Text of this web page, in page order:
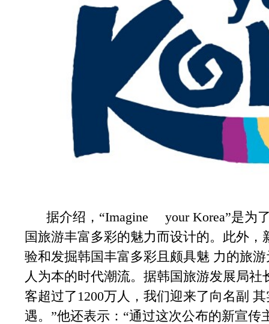
据介绍，“Imagine your Korea”是为
国旅游丰富多彩的魅力而设计的。此外
验和发掘韩国丰富多彩且颇具魅 力的旅
人为本的时代潮流。据韩国旅游发展局
客超过了1200万人，我们迎来了向名副
遇。”他还表示：“通过这次公布的新宣